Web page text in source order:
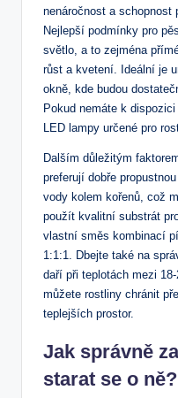
nenáročnost a
Nejlepší podmínky pro
světlo, a to zejména
růst a kvetení. Ideální je
okně, kde budou
Pokud nemáte k
LED lampy určené pro
Dalším důležitým
preferují dobře
vody kolem kořenů, což
použít kvalitní substrát
vlastní směs kombinací
1:1:1. Dbejte také na
daří při teplotách mezi
můžete rostliny chránit
teplejších prostor.
Jak správně
starat se o ně?